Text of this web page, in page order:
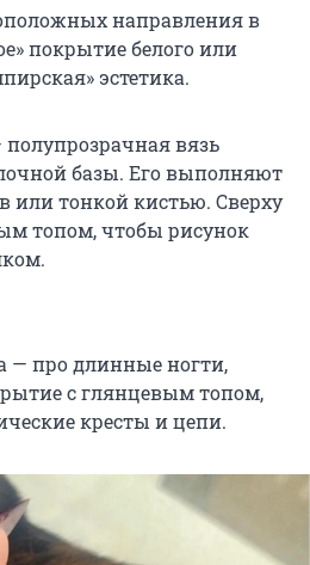
направления в
покрытие белого или
эстетика.
вязь
базы. Его выполняют
или тонкой кистью. Сверху
топом, чтобы рисунок
— про длинные ногти,
с глянцевым топом,
кресты и цепи.